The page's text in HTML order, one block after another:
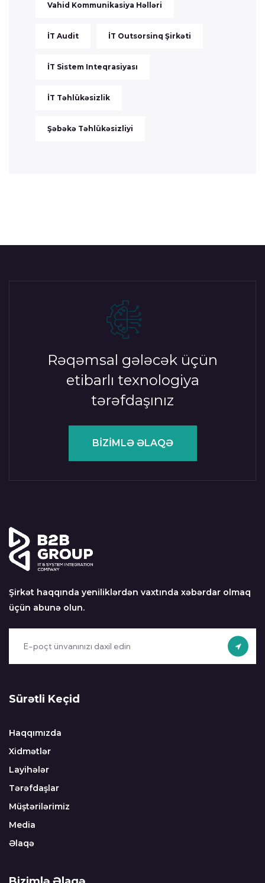
Vahid Kommunikasiya Həlləri
İT Audit İT Outsorsinq Şirkəti
İT Sistem Inteqrasiyası
İT Təhlükəsizlik
Şəbəkə Təhlükəsizliyi
Rəqəmsal gələcək üçün
etibarlı texnologiya
tərəfdaşınız
BİZİMLƏ ƏLAQƏ
Şirkət haqqında yeniliklərdən vaxtında xəbərdar olmaq
üçün abunə olun.
Sürətli Keçid
Haqqımızda
Xidmətlər
Layihələr
Tərəfdaşlar
Müştərilərimiz
Media
Əlaqə